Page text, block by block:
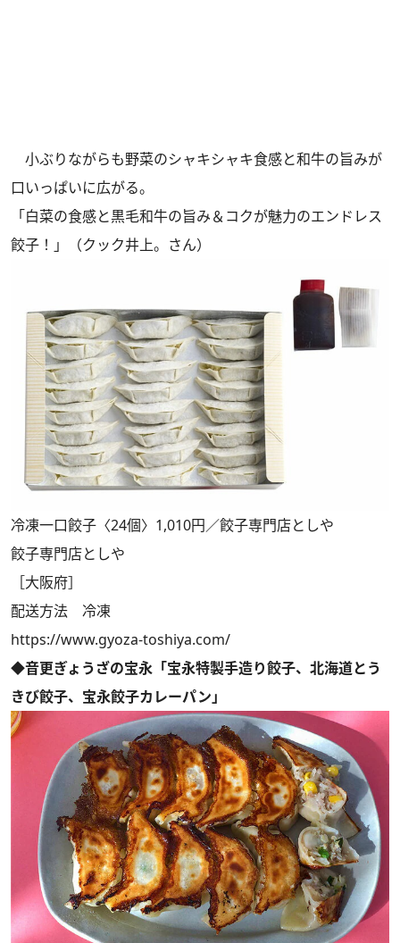
小ぶりながらも野菜のシャキシャキ食感と和牛の旨みが
口いっぱいに広がる。
「白菜の食感と黒毛和牛の旨み＆コクが魅力のエンドレス
餃子！」（クック井上。さん）
冷凍一口餃子〈24個〉1,010円／餃子専門店としや
餃子専門店としや
［大阪府］
配送方法 冷凍
https://www.gyoza-toshiya.com/
◆音更ぎょうざの宝永「宝永特製手造り餃子、北海道とう
きび餃子、宝永餃子カレーパン」